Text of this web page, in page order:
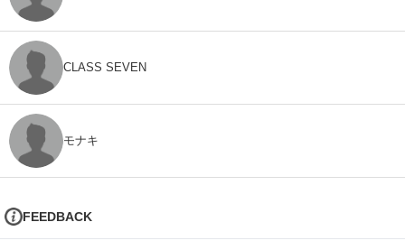
CLASS SEVEN
モナキ
FEEDBACK